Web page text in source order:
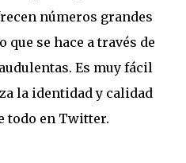
números grandes
que se hace a través de
Es muy fácil
la identidad y calidad
todo en Twitter.